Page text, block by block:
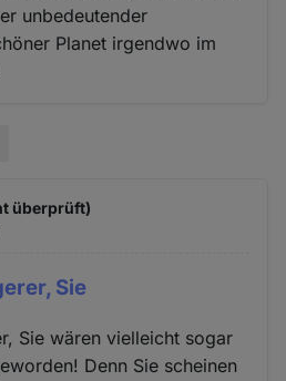
unbedeutender
Planet irgendwo im
überprüft)
Sie
Sie wären vielleicht sogar
Denn Sie scheinen